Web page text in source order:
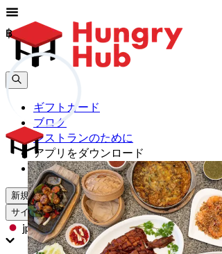
ギフトカード
ブログ
レストランのために
アプリをダウンロード
助けて
新規登録
サインイン
jp
฿
฿